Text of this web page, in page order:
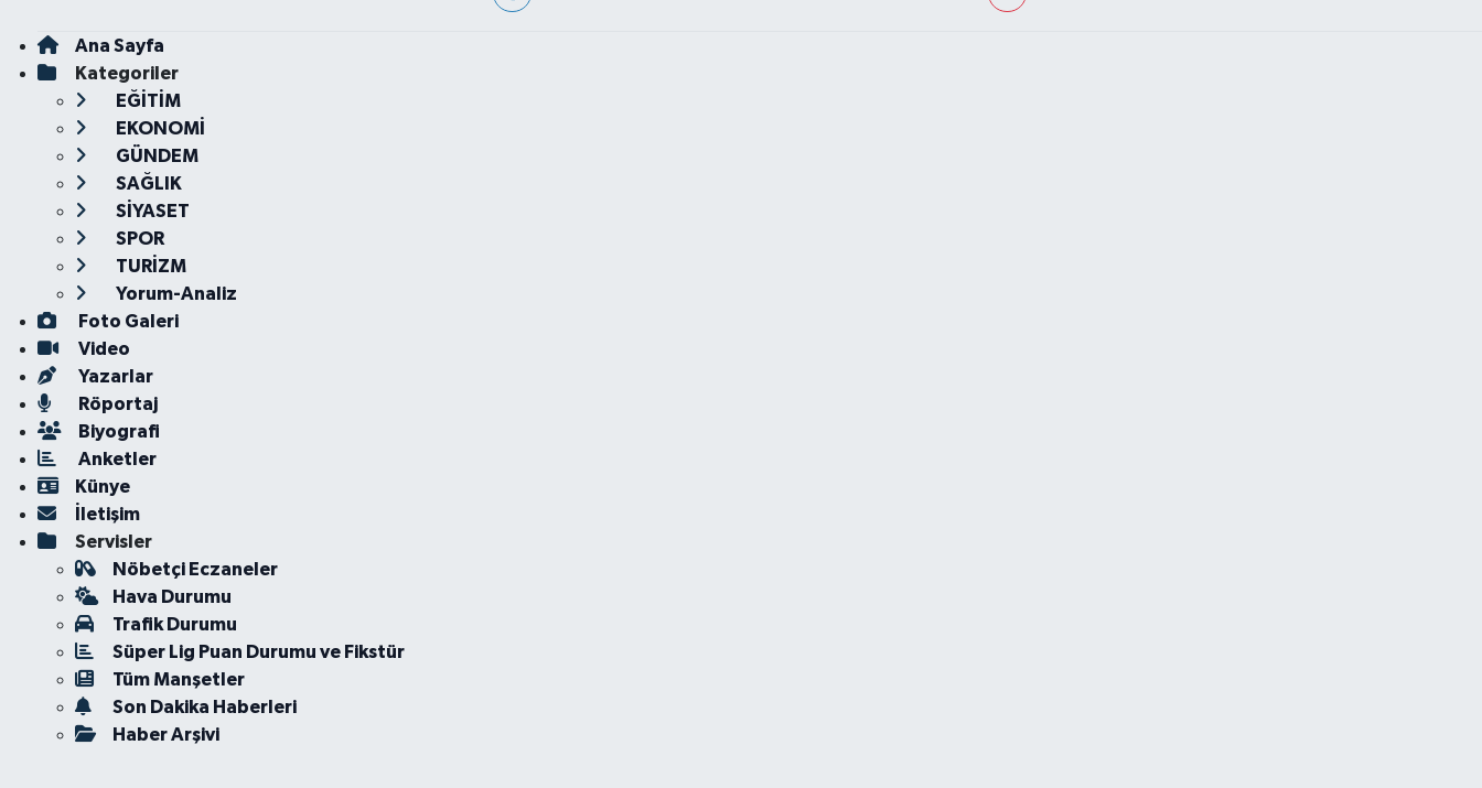
Ana Sayfa
Kategoriler
EĞİTİM
EKONOMİ
GÜNDEM
SAĞLIK
SİYASET
SPOR
TURİZM
Yorum-Analiz
Foto Galeri
Video
Yazarlar
Röportaj
Biyografi
Anketler
Künye
İletişim
Servisler
Nöbetçi Eczaneler
Hava Durumu
Trafik Durumu
Süper Lig Puan Durumu ve Fikstür
Tüm Manşetler
Son Dakika Haberleri
Haber Arşivi